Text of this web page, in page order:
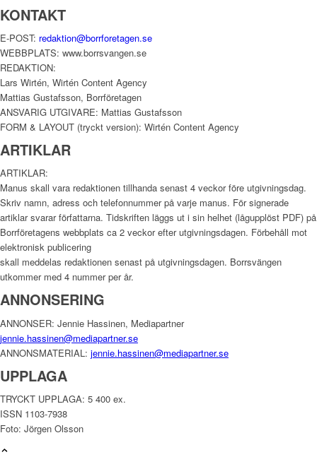
KONTAKT
E-POST: redaktion@borrforetagen.se
WEBBPLATS: www.borrsvangen.se
REDAKTION:
Lars Wirtén, Wirtén Content Agency
Mattias Gustafsson, Borrföretagen
ANSVARIG UTGIVARE: Mattias Gustafsson
FORM & LAYOUT (tryckt version): Wirtén Content Agency
ARTIKLAR
ARTIKLAR:
Manus skall vara redaktionen tillhanda senast 4 veckor före utgivningsdag.
Skriv namn, adress och telefonnummer på varje manus. För signerade
artiklar svarar författarna. Tidskriften läggs ut i sin helhet (lågupplöst PDF) på
Borrföretagens webbplats ca 2 veckor efter utgivningsdagen. Förbehåll mot
elektronisk publicering
skall meddelas redaktionen senast på utgivningsdagen. Borrsvängen
utkommer med 4 nummer per år.
ANNONSERING
ANNONSER: Jennie Hassinen, Mediapartner
jennie.hassinen@mediapartner.se
ANNONSMATERIAL: jennie.hassinen@mediapartner.se
UPPLAGA
TRYCKT UPPLAGA: 5 400 ex.
ISSN 1103-7938
Foto: Jörgen Olsson